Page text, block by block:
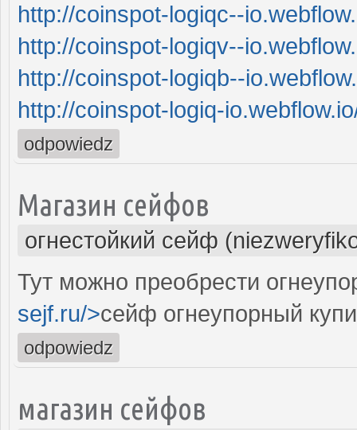
http://coinspot-logiqc--
http://coinspot-logiqv--
http://coinspot-logiqb--
http://coinspot-logiq-
odpowiedz
Магазин сейфов
огнестойкий сейф
Тут можно преобрести
sejf.ru/>сейф огнеупорный
odpowiedz
магазин сейфов